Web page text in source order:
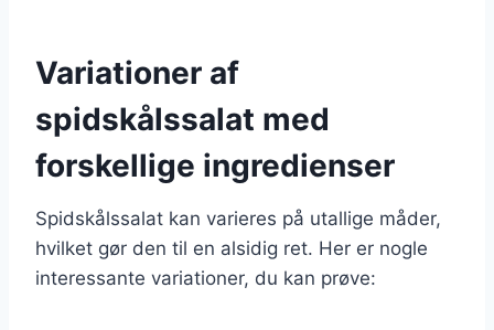
Variationer af
spidskålssalat med
forskellige ingredienser
Spidskålssalat kan varieres på utallige måder,
hvilket gør den til en alsidig ret. Her er nogle
interessante variationer, du kan prøve: